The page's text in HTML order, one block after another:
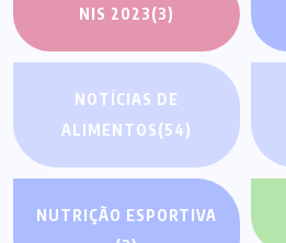
NIS 2023(3)
NOTÍCIAS DE
ALIMENTOS(54)
NUTRIÇÃO ESPORTIVA